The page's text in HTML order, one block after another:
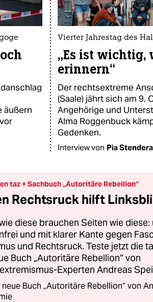
äußern
Vierter Jahrestag des
„Es ist wichtig,
erinnern“
Der rechtsextreme
(Saale) jährt sich am 9.
Angehörige und
Alma Roggenbuck
Gedenken.
Interview von Pia Stendera
taz + Sachbuch „Autoritäre Rebellion“
Rechtsruck hilft
diese brauchen Seiten wie
und mit klarer Kante gegen
und Rechtsruck. Teste jetzt die
Buch „Autoritäre Rebellion“ von
Experten Andreas
neue Buch „Autoritäre Rebellion“ von